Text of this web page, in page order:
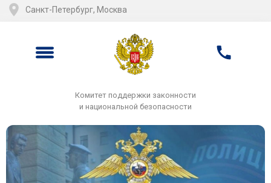
Санкт-Петербург, Москва
Комитет поддержки законности
и национальной безопасности